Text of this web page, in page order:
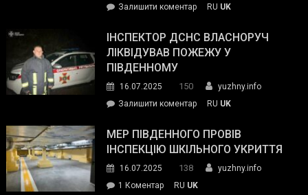
допомогу
Залишити коментарon
провів
нараду
силових
та
органів:
«Наш
спільний
RU UK
ІНСПЕКТОР ДСНС ВЛАСНОРУЧ
ЛІКВІДУВАВ ПОЖЕЖУ У
ПІВДЕННОМУ
16.07.2025 150
yuzhny.info
Залишити коментарon
ДСНС
власноруч
пожежу
у
RU UK
МЕР ПІВДЕННОГО ПРОВІВ
ІНСПЕКЦІЮ ШКІЛЬНОГО УКРИТТЯ
16.07.2025 138
yuzhny.info
1 Коментардо RU UK